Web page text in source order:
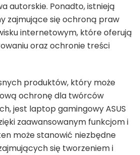
autorskie. Ponadto, istnieją
zajmujące się ochroną praw
internetowym, które oferują
oraz ochronie treści
produktów, który może
ochronę dla twórców
jest laptop gamingowy ASUS
zaawansowanym funkcjom i
może stanowić niezbędne
się tworzeniem i